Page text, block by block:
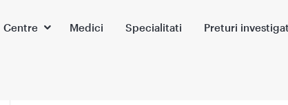
Centre Medici Specialitati Preturi